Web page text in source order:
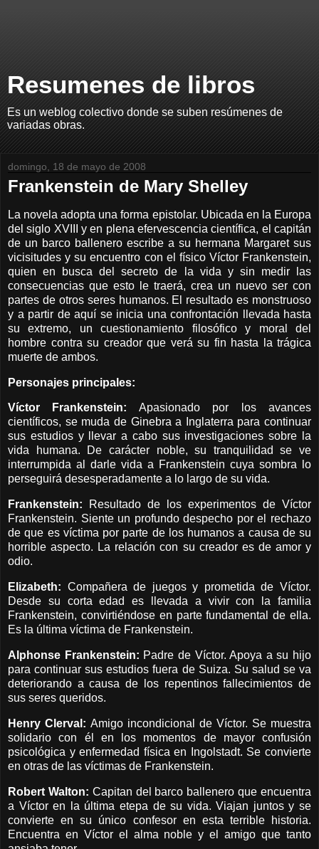
Resumenes de libros
Es un weblog colectivo donde se suben resúmenes de
variadas obras.
domingo, 18 de mayo de 2008
Frankenstein de Mary Shelley
La novela adopta una forma epistolar. Ubicada en la Europa
del siglo XVIII y en plena efervescencia científica, el capitán
de un barco ballenero escribe a su hermana Margaret sus
vicisitudes y su encuentro con el físico Víctor Frankenstein,
quien en busca del secreto de la vida y sin medir las
consecuencias que esto le traerá, crea un nuevo ser con
partes de otros seres humanos. El resultado es monstruoso
y a partir de aquí se inicia una confrontación llevada hasta
su extremo, un cuestionamiento filosófico y moral del
hombre contra su creador que verá su fin hasta la trágica
muerte de ambos.
Personajes principales:
Víctor Frankenstein: Apasionado por los avances
científicos, se muda de Ginebra a Inglaterra para continuar
sus estudios y llevar a cabo sus investigaciones sobre la
vida humana. De carácter noble, su tranquilidad se ve
interrumpida al darle vida a Frankenstein cuya sombra lo
perseguirá desesperadamente a lo largo de su vida.
Frankenstein: Resultado de los experimentos de Víctor
Frankenstein. Siente un profundo despecho por el rechazo
de que es víctima por parte de los humanos a causa de su
horrible aspecto. La relación con su creador es de amor y
odio.
Elizabeth: Compañera de juegos y prometida de Víctor.
Desde su corta edad es llevada a vivir con la familia
Frankenstein, convirtiéndose en parte fundamental de ella.
Es la última víctima de Frankenstein.
Alphonse Frankenstein: Padre de Víctor. Apoya a su hijo
para continuar sus estudios fuera de Suiza. Su salud se va
deteriorando a causa de los repentinos fallecimientos de
sus seres queridos.
Henry Clerval: Amigo incondicional de Víctor. Se muestra
solidario con él en los momentos de mayor confusión
psicológica y enfermedad física en Ingolstadt. Se convierte
en otras de las víctimas de Frankenstein.
Robert Walton: Capitan del barco ballenero que encuentra
a Víctor en la última etepa de su vida. Viajan juntos y se
convierte en su único confesor en esta terrible historia.
Encuentra en Víctor el alma noble y el amigo que tanto